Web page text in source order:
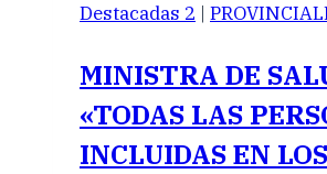
Destacadas 2 |
MINISTRA DE
«TODAS LAS
INCLUIDAS EN